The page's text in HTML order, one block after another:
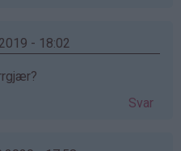
- 18:02
Svar